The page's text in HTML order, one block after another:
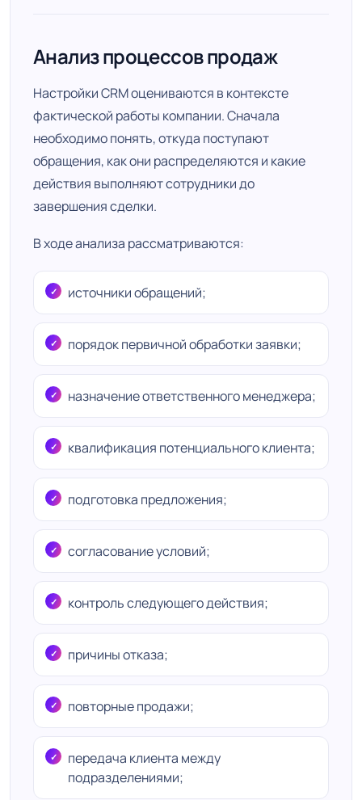
Анализ процессов продаж
Настройки CRM оцениваются в контексте
фактической работы компании. Сначала
необходимо понять, откуда поступают
обращения, как они распределяются и какие
действия выполняют сотрудники до
завершения сделки.
В ходе анализа рассматриваются:
источники обращений;
порядок первичной обработки заявки;
назначение ответственного менеджера;
квалификация потенциального клиента;
подготовка предложения;
согласование условий;
контроль следующего действия;
причины отказа;
повторные продажи;
передача клиента между
подразделениями;